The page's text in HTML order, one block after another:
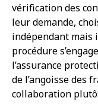
vérification des
leur demande,
indépendant mais
procédure
l’assurance
de l’angoisse des
collaboration